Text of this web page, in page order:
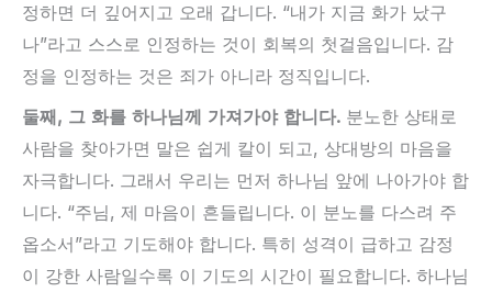
정하면 더 깊어지고 오래 갑니다. “내가 지금 화가 났구
나”라고 스스로 인정하는 것이 회복의 첫걸음입니다. 감
정을 인정하는 것은 죄가 아니라 정직입니다.
둘째, 그 화를 하나님께 가져가야 합니다. 분노한 상태로
사람을 찾아가면 말은 쉽게 칼이 되고, 상대방의 마음을
자극합니다. 그래서 우리는 먼저 하나님 앞에 나아가야 합
니다. “주님, 제 마음이 흔들립니다. 이 분노를 다스려 주
옵소서”라고 기도해야 합니다. 특히 성격이 급하고 감정
이 강한 사람일수록 이 기도의 시간이 필요합니다. 하나님